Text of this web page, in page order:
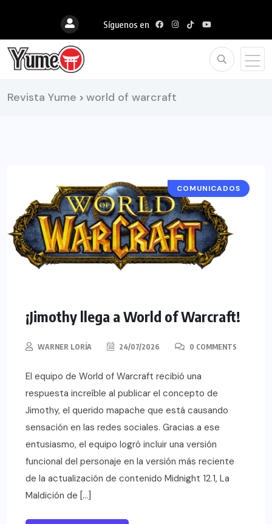
Síguenos en
Revista Yume > world of warcraft
COMUNICADOS
¡Jimothy llega a World of Warcraft!
WARNER LORÍA 24/07/2026 0 COMMENTS
El equipo de World of Warcraft recibió una
respuesta increíble al publicar el concepto de
Jimothy, el querido mapache que está causando
sensación en las redes sociales. Gracias a ese
entusiasmo, el equipo logró incluir una versión
funcional del personaje en la versión más reciente
de la actualización de contenido Midnight 12.1, La
Maldición de […]